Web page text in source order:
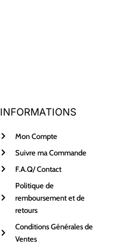
INFORMATIONS
Mon Compte
Suivre ma Commande
F.A.Q/ Contact
Politique de
remboursement et de
retours
Conditions Générales de
Ventes